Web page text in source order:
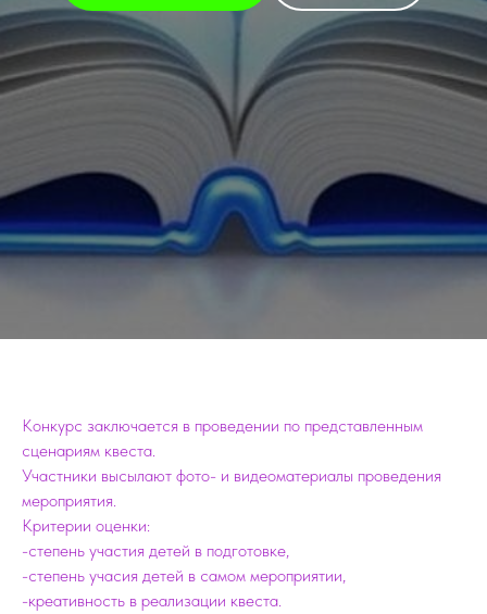
Конкурс заключается в проведении по представленным
сценариям квеста.
Участники высылают фото- и видеоматериалы проведения
мероприятия.
Критерии оценки:
-степень участия детей в подготовке,
-степень учасия детей в самом мероприятии,
-креативность в реализации квеста.